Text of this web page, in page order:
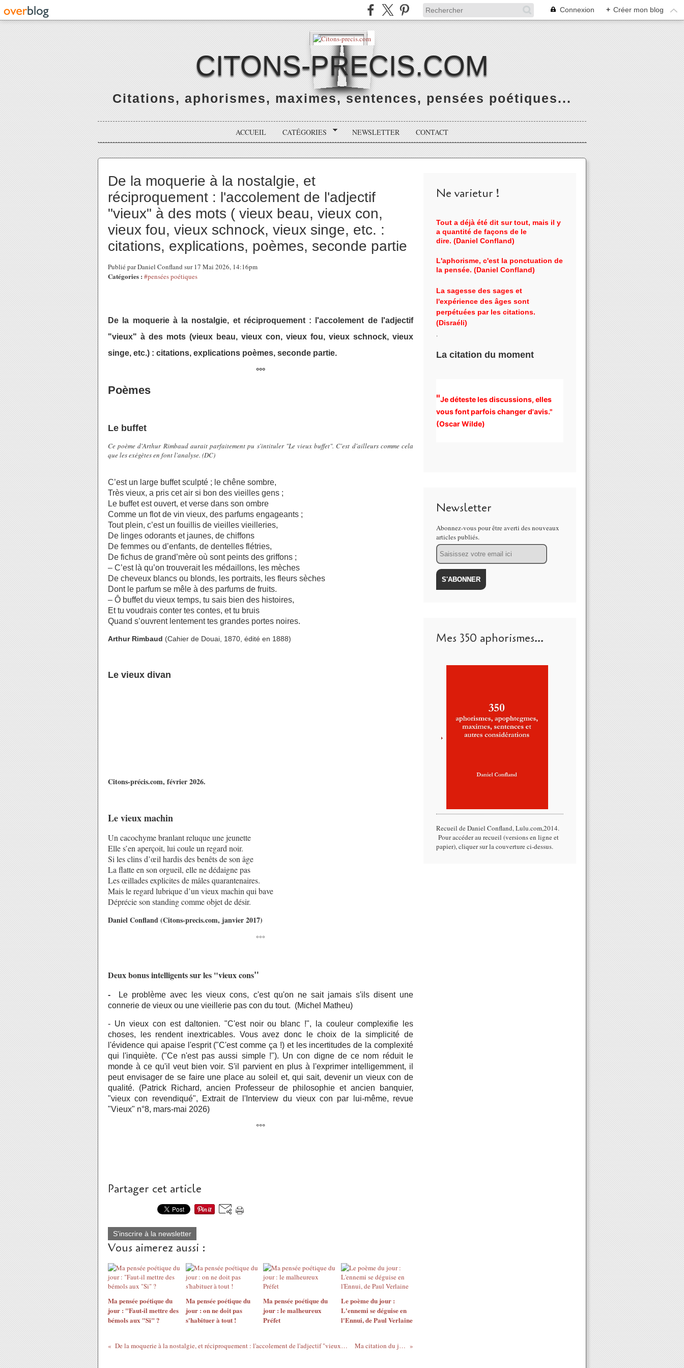
Connexion + Créer mon blog
CITONS-PRECIS.COM
Citations, aphorismes, maximes, sentences, pensées poétiques...
ACCUEIL CATÉGORIES NEWSLETTER CONTACT
De la moquerie à la nostalgie, et
réciproquement : l'accolement de l'adjectif
"vieux" à des mots ( vieux beau, vieux con,
vieux fou, vieux schnock, vieux singe, etc. :
citations, explications, poèmes, seconde partie
Publié par Daniel Confland sur 17 Mai 2026, 14:16pm
Catégories : #pensées poétiques
De la moquerie à la nostalgie, et réciproquement : l'accolement de l'adjectif
"vieux" à des mots (vieux beau, vieux con, vieux fou, vieux schnock, vieux
singe, etc.) : citations, explications poèmes, seconde partie.
°°°
Poèmes
Le buffet
Ce poème d'Arthur Rimbaud aurait parfaitement pu s'intituler "Le vieux buffet". C'est d'ailleurs comme cela
que les exégètes en font l'analyse. (DC)
C’est un large buffet sculpté ; le chêne sombre,
Très vieux, a pris cet air si bon des vieilles gens ;
Le buffet est ouvert, et verse dans son ombre
Comme un flot de vin vieux, des parfums engageants ;
Tout plein, c’est un fouillis de vieilles vieilleries,
De linges odorants et jaunes, de chiffons
De femmes ou d’enfants, de dentelles flétries,
De fichus de grand’mère où sont peints des griffons ;
– C’est là qu’on trouverait les médaillons, les mèches
De cheveux blancs ou blonds, les portraits, les fleurs sèches
Dont le parfum se mêle à des parfums de fruits.
– Ô buffet du vieux temps, tu sais bien des histoires,
Et tu voudrais conter tes contes, et tu bruis
Quand s’ouvrent lentement tes grandes portes noires.
Arthur Rimbaud (Cahier de Douai, 1870, édité en 1888)
Le vieux divan
Citons-précis.com, février 2026.
Le vieux machin
Un cacochyme branlant reluque une jeunette
Elle s’en aperçoit, lui coule un regard noir.
Si les clins d’œil hardis des benêts de son âge
La flatte en son orgueil, elle ne dédaigne pas
Les œillades explicites de mâles quarantenaires.
Mais le regard lubrique d’un vieux machin qui bave
Déprécie son standing comme objet de désir.
Daniel Confland (Citons-precis.com, janvier 2017)
°°°
Deux bonus intelligents sur les "vieux cons"
-
Le problème avec les vieux cons, c'est qu'on ne sait jamais s'ils disent une
connerie de vieux ou une vieillerie pas con du tout. (Michel Matheu)
- Un vieux con est daltonien. "C'est noir ou blanc !", la couleur complexifie les
choses, les rendent inextricables. Vous avez donc le choix de la simplicité de
l'évidence qui apaise l'esprit ("C'est comme ça !) et les incertitudes de la complexité
qui l'inquiète. ("Ce n'est pas aussi simple !"). Un con digne de ce nom réduit le
monde à ce qu'il veut bien voir. S'il parvient en plus à l'exprimer intelligemment, il
peut envisager de se faire une place au soleil et, qui sait, devenir un vieux con de
qualité. (Patrick Richard, ancien Professeur de philosophie et ancien banquier,
"vieux con revendiqué", Extrait de l'Interview du vieux con par lui-même, revue
"Vieux" n°8, mars-mai 2026)
°°°
Partager cet article
S'inscrire à la newsletter
Vous aimerez aussi :
Ma pensée poétique du
jour : "Faut-il mettre des
bémols aux "Si" ?
Ma pensée poétique du
jour : on ne doit pas
s'habituer à tout !
Ma pensée poétique du
jour : le malheureux
Préfet
Le poème du jour :
L'ennemi se déguise en
l'Ennui, de Paul Verlaine
De la moquerie à la nostalgie, et réciproquement : l'accolement de l'adjectif "vieux" à des mots (vieux beau, vieux con, vieux fou, vieux schnock, vieux singe, etc.) : citations, explications poèmes, première partie Ma citation du jour sur le bide : le four et le gros !
Ne varietur !
Tout a déjà été dit sur tout, mais il y
a quantité de façons de le
dire. (Daniel Confland)
L'aphorisme, c'est la ponctuation de
la pensée. (Daniel Confland)
La sagesse des sages et
l'expérience des âges sont
perpétuées par les citations.
(Disraéli)
.
La citation du moment
"Je déteste les discussions, elles
vous font parfois changer d'avis."
(Oscar Wilde)
Newsletter
Abonnez-vous pour être averti des nouveaux
articles publiés.
Email
Mes 350 aphorismes...
Recueil de Daniel Confland, Lulu.com,2014.​
Pour accéder au recueil (versions en ligne et
papier), cliquer sur la couverture ci-dessus.